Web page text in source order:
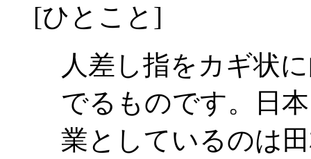
[ひとこと]
人差し指をカギ状
でるものです。日
業としているのは